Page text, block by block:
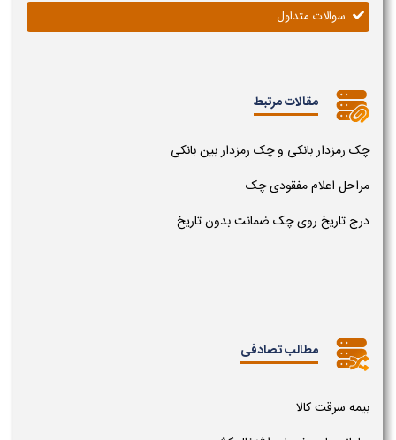
سوالات متداول
مقالات مرتبط
چک رمزدار بانکی و چک رمزدار بین بانکی
مراحل اعلام مفقودی چک
درج تاریخ روی چک ضمانت بدون تاریخ
مطالب تصادفی
بیمه سرقت کالا